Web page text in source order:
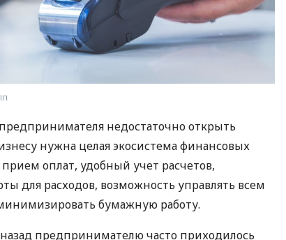
недостаточно открыть
нужна целая экосистема финансовых
оплат, удобный учет расчетов,
для расходов, возможность управлять всем
бумажную работу.
предпринимателю часто приходилось